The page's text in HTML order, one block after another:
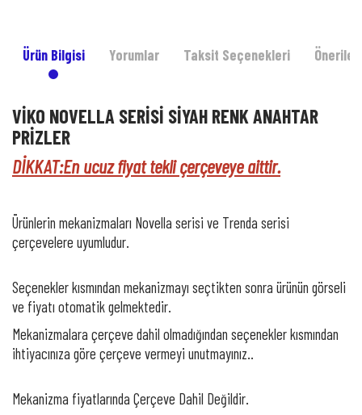
Ürün Bilgisi Yorumlar Taksit Seçenekleri
VİKO NOVELLA SERİSİ SİYAH RENK ANAHTAR
PRİZLER
DİKKAT:En ucuz fiyat tekli çerçeveye aittir.
Ürünlerin mekanizmaları Novella serisi ve Trenda serisi
çerçevelere uyumludur.
Seçenekler kısmından mekanizmayı seçtikten sonra ürünün görseli
ve fiyatı otomatik gelmektedir.
Mekanizmalara çerçeve dahil olmadığından seçenekler kısmından
ihtiyacınıza göre çerçeve vermeyi unutmayınız..
Mekanizma fiyatlarında Çerçeve Dahil Değildir.